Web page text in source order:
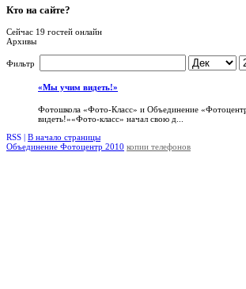
Кто на сайте?
Сейчас 19 гостей онлайн
Архивы
Фильтр
«Мы учим видеть!»
Фотошкола «Фото-Класс» и Объединение
видеть!»«Фото-класс» начал свою д...
RSS | В начало страницы
Объединение Фотоцентр 2010 копии телефонов